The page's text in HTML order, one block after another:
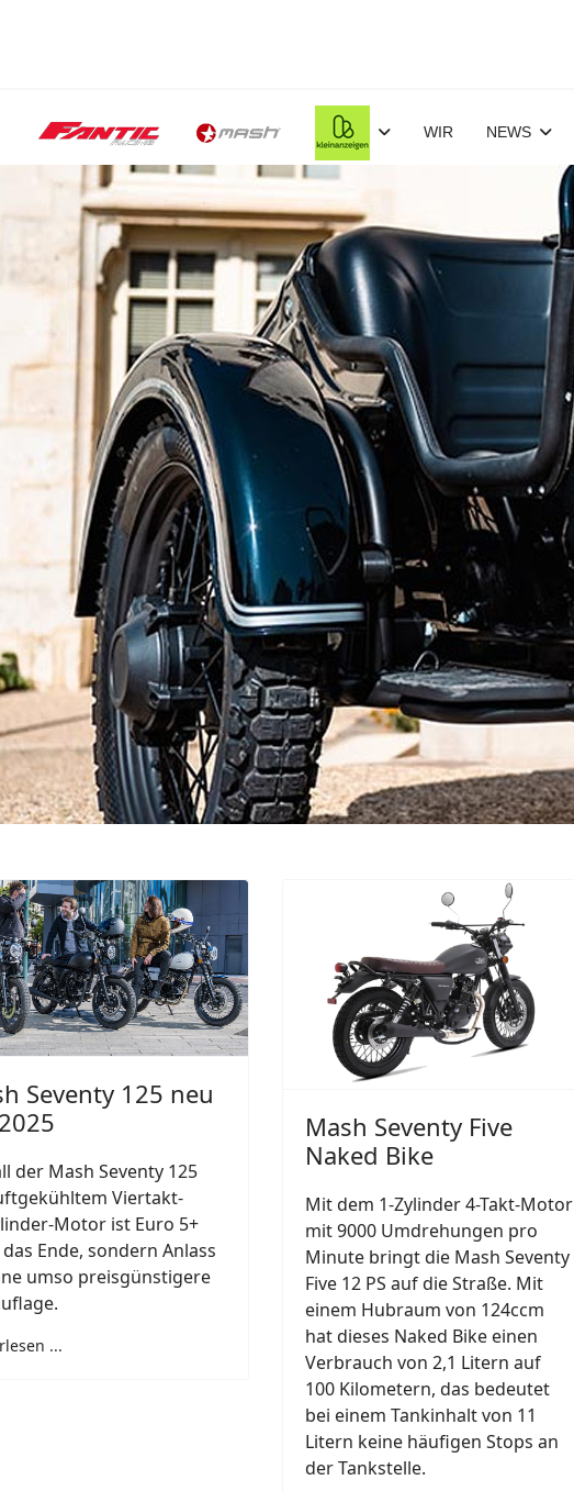
WIR NEWS
Seventy 125 neu
der Mash Seventy 125
Viertakt-
Motor ist Euro 5+
Ende, sondern Anlass
umso preisgünstigere
...
Mash Seventy Five
Naked Bike
Mit dem 1-Zylinder 4-Takt-Motor
mit 9000 Umdrehungen pro
Minute bringt die Mash Seventy
Five 12 PS auf die Straße. Mit
einem Hubraum von 124ccm
hat dieses Naked Bike einen
Verbrauch von 2,1 Litern auf
100 Kilometern, das bedeutet
bei einem Tankinhalt von 11
Litern keine häufigen Stops an
der Tankstelle.